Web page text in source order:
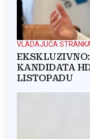
VLADAJUĆA
KANDIDATA
LISTOPADU